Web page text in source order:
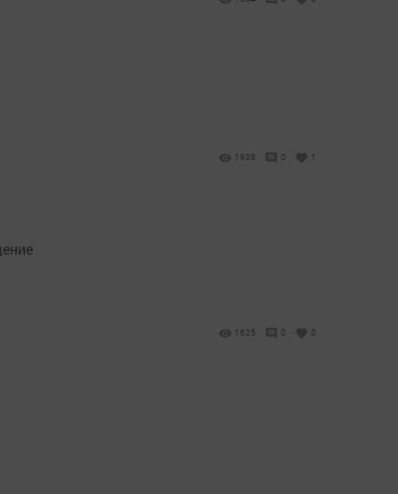
1938 0 1
1625 0 0